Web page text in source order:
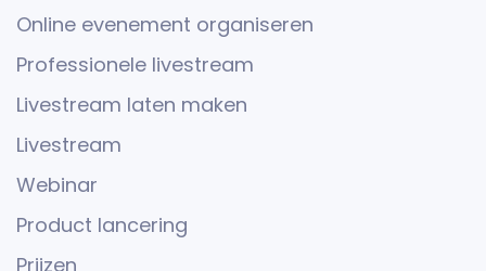
Online evenement organiseren
Professionele livestream
Livestream laten maken
Livestream
Webinar
Product lancering
Prijzen